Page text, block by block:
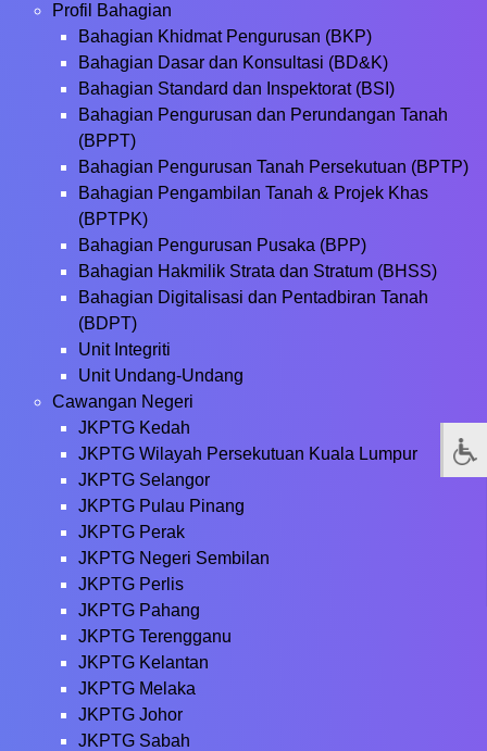
Profil Bahagian
Bahagian Khidmat Pengurusan (BKP)
Bahagian Dasar dan Konsultasi (BD&K)
Bahagian Standard dan Inspektorat (BSI)
Bahagian Pengurusan dan Perundangan Tanah
(BPPT)
Bahagian Pengurusan Tanah Persekutuan (BPTP)
Bahagian Pengambilan Tanah & Projek Khas
(BPTPK)
Bahagian Pengurusan Pusaka (BPP)
Bahagian Hakmilik Strata dan Stratum (BHSS)
Bahagian Digitalisasi dan Pentadbiran Tanah
(BDPT)
Unit Integriti
Unit Undang-Undang
Cawangan Negeri
JKPTG Kedah
JKPTG Wilayah Persekutuan Kuala Lumpur
JKPTG Selangor
JKPTG Pulau Pinang
JKPTG Perak
JKPTG Negeri Sembilan
JKPTG Perlis
JKPTG Pahang
JKPTG Terengganu
JKPTG Kelantan
JKPTG Melaka
JKPTG Johor
JKPTG Sabah